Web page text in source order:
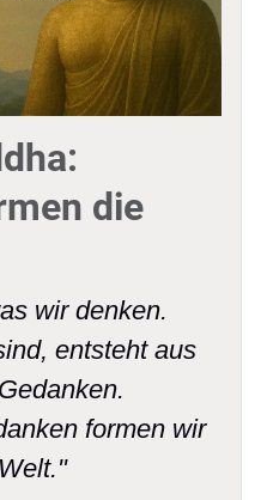
die
wir denken.
entsteht aus
formen wir